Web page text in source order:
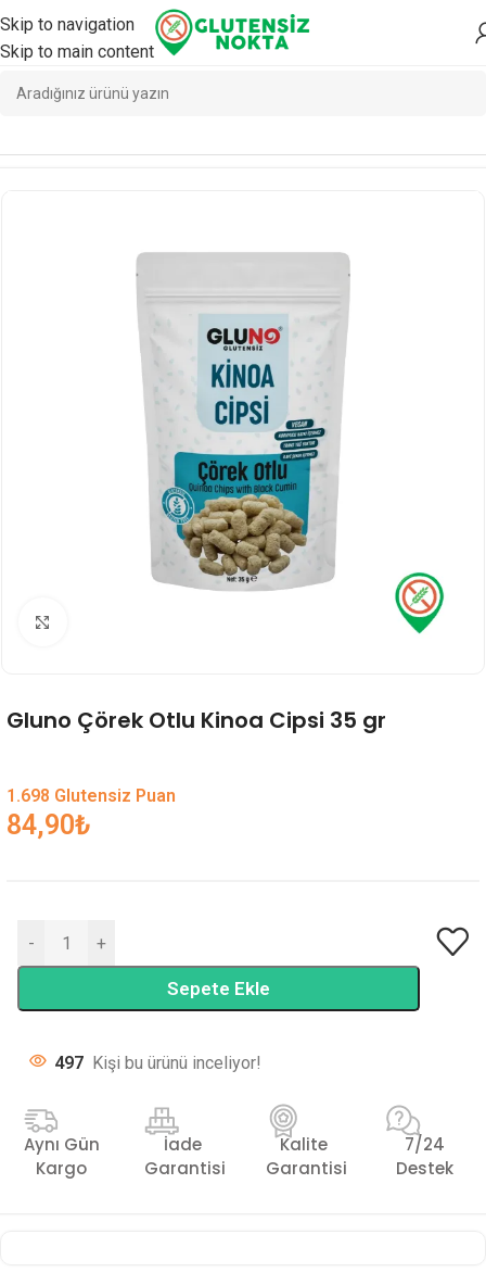
Skip to navigation
Skip to main content
Ana Sayfa Atıştırmalık
Gluno Çörek Otlu Kinoa Cipsi 35 gr
1.698 Glutensiz Puan
84,90₺
- +
Sepete Ekle
497 Kişi bu ürünü inceliyor!
Aynı Gün
Kargo
İade
Garantisi
Kalite
Garantisi
7/24
Destek